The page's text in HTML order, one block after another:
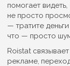
помогает
не просто
— тратите
что — просто
Roistat
рекламе,